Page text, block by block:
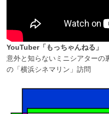
YouTuber「もっちゃんねる」
意外と知らないミニシアター
の「横浜シネマリン」訪問